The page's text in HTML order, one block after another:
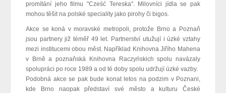
promítání jeho filmu "Cześć Tereska". Milovníci jídla se pak
mohou těšit na polské speciality jako pirohy či bigos.
Akce se koná v moravské metropoli, protože Brno a Poznaň
jsou partnery již téměř 49 let. Partnerství utužují i úzké vztahy
mezi institucemi obou měst. Například Knihovna Jiřího Mahena
v Brně a poznaňská Knihovna Raczyńskich spolu navázaly
spolupráci po roce 1989 a od té doby spolu udržují úzké vazby.
Podobná akce se pak bude konat letos na podzim v Poznani,
kde Brno naopak představí své město a kulturu České